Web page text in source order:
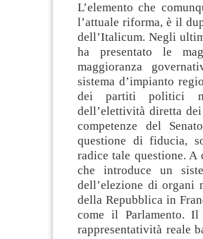
L’elemento che
l’attuale riforma, è il
dell’Italicum. Negli
ha presentato le
maggioranza
sistema d’impianto
dei partiti politici
dell’elettività diretta
competenze del
questione di fiducia,
radice tale questione.
che introduce un
dell’elezione di organi
della Repubblica in
come il Parlamento.
rappresentatività reale